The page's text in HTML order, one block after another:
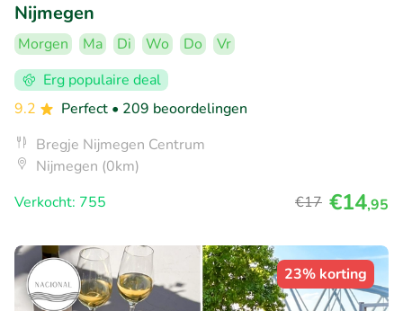
Nijmegen
Morgen Ma Di Wo Do
Vr
Erg populaire deal
9.2
Perfect • 209 beoordelingen
Bregje Nijmegen Centrum
Nijmegen (0km)
Verkocht: 755
€17 €14,95
23% korting